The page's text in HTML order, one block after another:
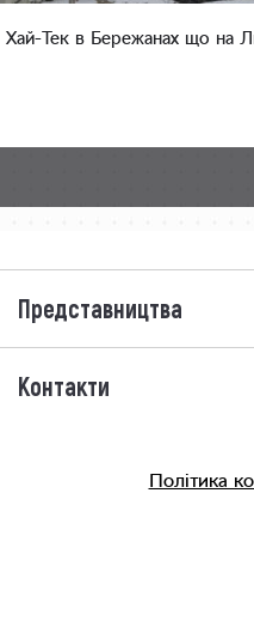
Хай-Тек в Бережанах що на
Представництва
Контакти
Політика